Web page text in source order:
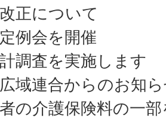
正について
例会を開催
調査を実施します
広域連合からのお知
の介護保険料の一